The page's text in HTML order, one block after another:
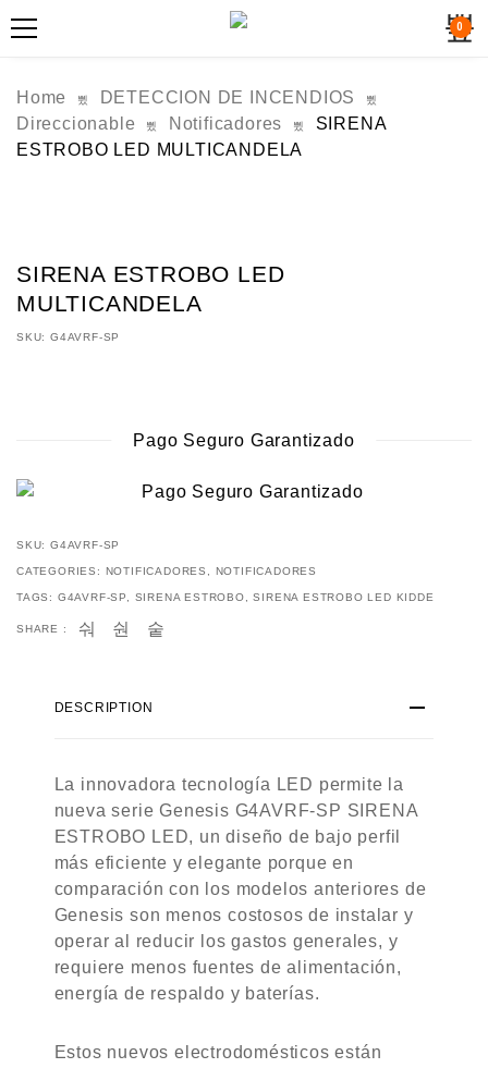
0
Home
DETECCION DE INCENDIOS
Direccionable
Notificadores
SIRENA
ESTROBO LED MULTICANDELA
SIRENA ESTROBO LED
MULTICANDELA
SKU: G4AVRF-SP
Pago Seguro Garantizado
SKU: G4AVRF-SP
CATEGORIES: NOTIFICADORES NOTIFICADORES
TAGS: G4AVRF-SP SIRENA ESTROBO ,SIRENA ESTROBO LED KIDDE
SHARE :
DESCRIPTION
La innovadora tecnología LED permite la
nueva serie Genesis G4AVRF-SP SIRENA
ESTROBO LED, un diseño de bajo perfil
más eficiente y elegante porque en
comparación con los modelos anteriores de
Genesis son menos costosos de instalar y
operar al reducir los gastos generales, y
requiere menos fuentes de alimentación,
energía de respaldo y baterías.
Estos nuevos electrodomésticos están